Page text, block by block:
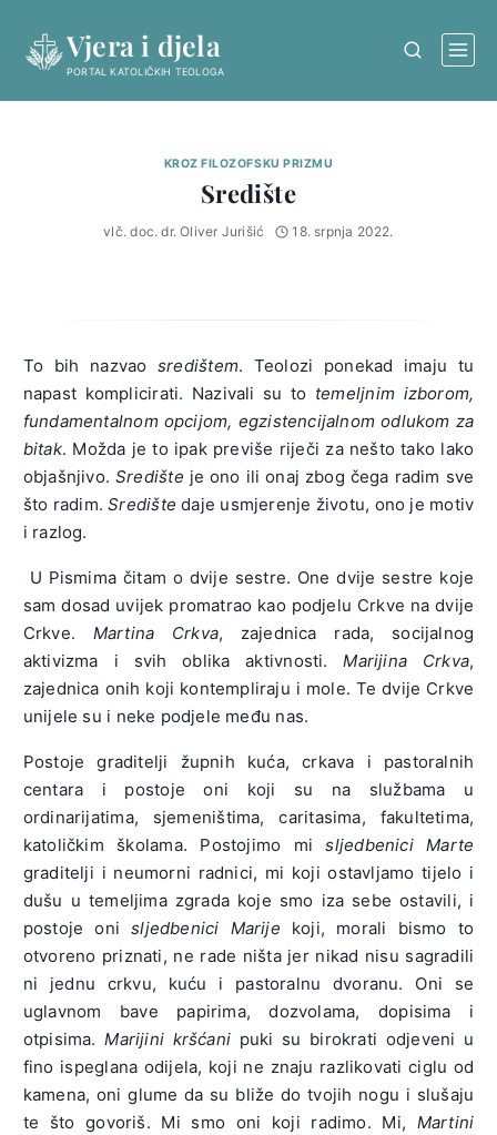
content
Vjera i djela
PORTAL KATOLIČKIH TEOLOGA
KROZ FILOZOFSKU PRIZMU
Središte
vlč. doc. dr. Oliver Jurišić 18. srpnja 2022.
To bih nazvaosredištem. Teolozi ponekad imaju tu
napast komplicirati. Nazivali su to temeljnim izborom,
fundamentalnom opcijom, egzistencijalnom odlukom za
bitak. Možda je to ipak previše riječi za nešto tako lako
objašnjivo.Središte je ono ili onaj zbog čega radim sve
što radim.Središtedaje usmjerenje životu, ono je motiv
i razlog.
U Pismima čitam o dvije sestre. One dvije sestre koje
sam dosad uvijek promatrao kao podjelu Crkve na dvije
Crkve. Martina Crkva, zajednica rada, socijalnog
aktivizma i svih oblika aktivnosti.Marijina Crkva,
zajednica onih koji kontempliraju i mole. Te dvije Crkve
unijele su i neke podjele među nas.
Postoje graditelji župnih kuća, crkava i pastoralnih
centara i postoje oni koji su na službama u
ordinarijatima, sjemeništima, caritasima, fakultetima,
katoličkim školama. Postojimo misljedbenici Marte
graditelji i neumorni radnici, mi koji ostavljamo tijelo i
dušu u temeljima zgrada koje smo iza sebe ostavili, i
postoje onisljedbenici Marije koji, morali bismo to
otvoreno priznati, ne rade ništa jer nikad nisu sagradili
ni jednu crkvu, kuću i pastoralnu dvoranu. Oni se
uglavnom bave papirima, dozvolama, dopisima i
otpisima.Marijini kršćani puki su birokrati odjeveni u
fino ispeglana odijela, koji ne znaju razlikovati ciglu od
kamena, oni glume da su bliže do tvojih nogu i slušaju
te što govoriš. Mi smo oni koji radimo. Mi, Martini